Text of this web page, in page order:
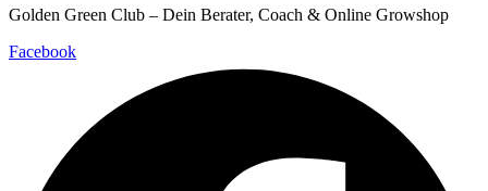
Golden Green Club – Dein Berater, Coach & Online Growshop
Facebook